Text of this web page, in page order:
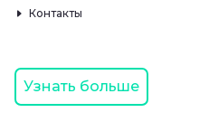
Контакты
Узнать больше